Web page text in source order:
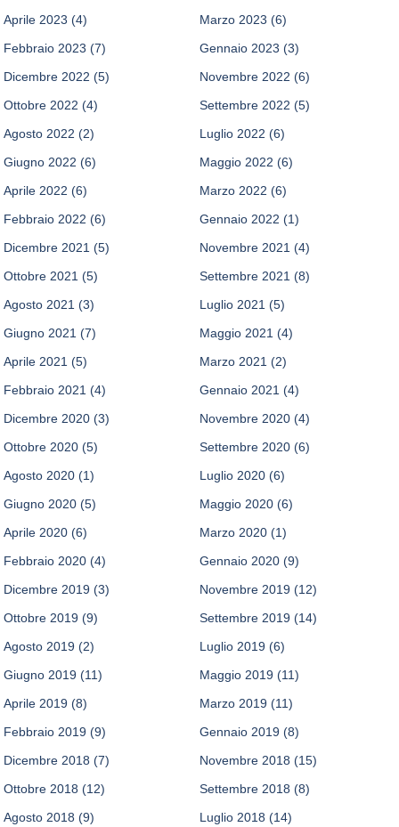
Aprile 2023 (4) Marzo 2023 (6)
Febbraio 2023 (7) Gennaio 2023 (3)
Dicembre 2022 (5) Novembre 2022 (6)
Ottobre 2022 (4) Settembre 2022 (5)
Agosto 2022 (2) Luglio 2022 (6)
Giugno 2022 (6) Maggio 2022 (6)
Aprile 2022 (6) Marzo 2022 (6)
Febbraio 2022 (6) Gennaio 2022 (1)
Dicembre 2021 (5) Novembre 2021 (4)
Ottobre 2021 (5) Settembre 2021 (8)
Agosto 2021 (3) Luglio 2021 (5)
Giugno 2021 (7) Maggio 2021 (4)
Aprile 2021 (5) Marzo 2021 (2)
Febbraio 2021 (4) Gennaio 2021 (4)
Dicembre 2020 (3) Novembre 2020 (4)
Ottobre 2020 (5) Settembre 2020 (6)
Agosto 2020 (1) Luglio 2020 (6)
Giugno 2020 (5) Maggio 2020 (6)
Aprile 2020 (6) Marzo 2020 (1)
Febbraio 2020 (4) Gennaio 2020 (9)
Dicembre 2019 (3) Novembre 2019 (12)
Ottobre 2019 (9) Settembre 2019 (14)
Agosto 2019 (2) Luglio 2019 (6)
Giugno 2019 (11) Maggio 2019 (11)
Aprile 2019 (8) Marzo 2019 (11)
Febbraio 2019 (9) Gennaio 2019 (8)
Dicembre 2018 (7) Novembre 2018 (15)
Ottobre 2018 (12) Settembre 2018 (8)
Agosto 2018 (9) Luglio 2018 (14)